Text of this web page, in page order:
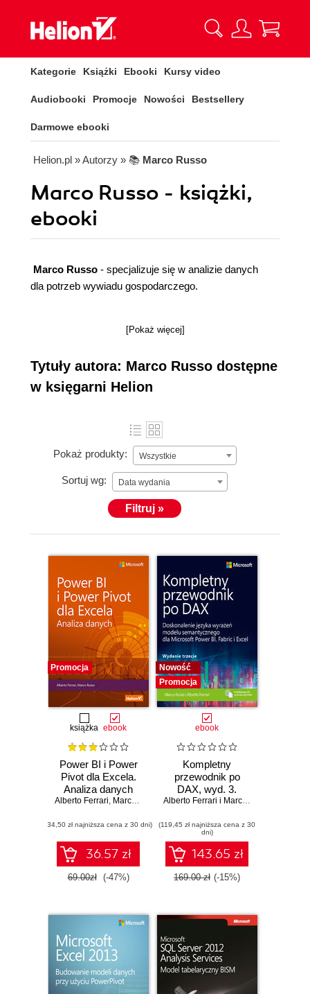
Kategorie Książki Ebooki Kursy video
Audiobooki Promocje Nowości Bestsellery
Darmowe ebooki
Helion.pl » Autorzy » 📚 Marco Russo
Marco Russo - książki,
ebooki
Marco Russo - specjalizuje się w analizie danych
dla potrzeb wywiadu gospodarczego.
[Pokaż więcej]
Tytuły autora: Marco Russo dostępne
w księgarni Helion
Pokaż produkty: Wszystkie
Sortuj wg: Data wydania
Filtruj »
Promocja
książka ebook
Power BI i Power
Pivot dla Excela.
Analiza danych
Alberto Ferrari, Marco Russo
(34,50 zł najniższa cena z 30 dni)
36.57 zł
69.00zł (-47%)
Nowość
Promocja
ebook
Kompletny
przewodnik po
DAX, wyd. 3.
Doskonalenie
modelu
semantycznego
dla Microsoft
Power BI, Fabric i
Excel
Alberto Ferrari i Marco Russo
(119,45 zł najniższa cena z 30
dni)
143.65 zł
169.00 zł (-15%)